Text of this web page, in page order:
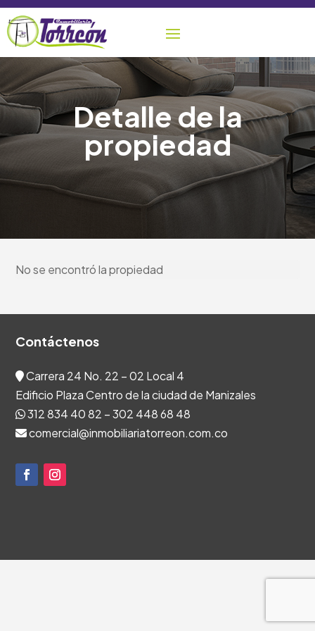
Detalle de la
propiedad
No se encontró la propiedad
Contáctenos
Carrera 24 No. 22 – 02 Local 4
Edificio Plaza Centro de la ciudad de Manizales
312 834 40 82 – 302 448 68 48
comercial@inmobiliariatorreon.com.co